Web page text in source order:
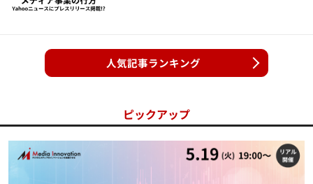
人気記事ランキング
ピックアップ